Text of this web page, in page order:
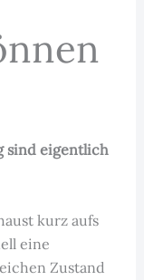
sind eigentlich
kurz aufs
eine
Zustand